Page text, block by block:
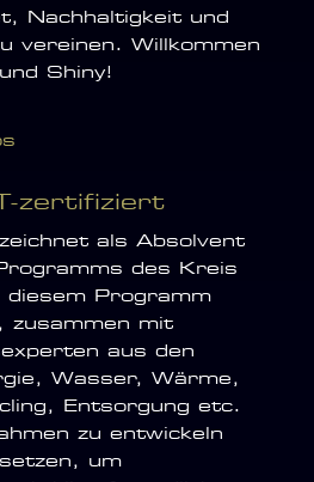
Nachhaltigkeit und
vereinen. Willkommen
Shiny!
zertifiziert
als Absolvent
des Kreis
Programm
zusammen mit
aus den
Wasser, Wärme,
Entsorgung etc.
zu entwickeln
um